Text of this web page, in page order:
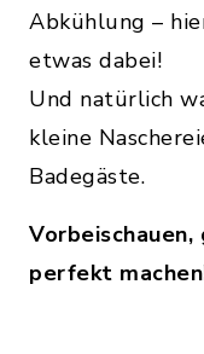
Abkühlung –
etwas dabei!
Und natürlich
kleine
Badegäste.
perfekt